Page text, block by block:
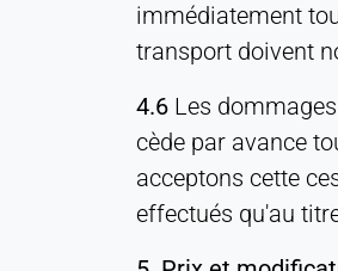
immédiatement
transport doivent
4.6 Les
cède par avance
acceptons cette
effectués qu'au
Contenu vidéo intégré
Cookie
duration:
Session - 2 ans